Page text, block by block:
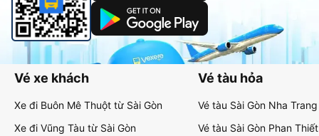
Vé xe khách
Xe đi Buôn Mê Thuột từ Sài Gòn
Xe đi Vũng Tàu từ Sài Gòn
Vé tàu hỏa
Vé tàu Sài Gòn Nha Trang
Vé tàu Sài Gòn Phan Thiết